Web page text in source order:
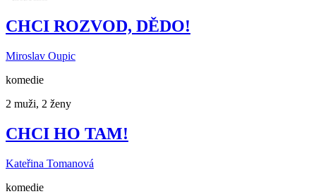
CHCI ROZVOD, DĚDO!
Miroslav Oupic
komedie
2 muži, 2 ženy
CHCI HO TAM!
Kateřina Tomanová
komedie